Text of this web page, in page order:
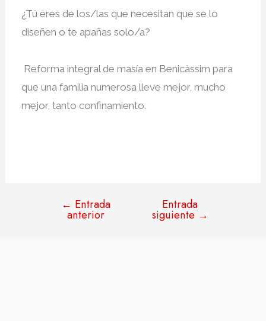
¿Tú eres de los/las que necesitan que se lo
diseñen o te apañas solo/a?⁣
Reforma integral de masía en Benicàssim para
que una familia numerosa lleve mejor, mucho
mejor, tanto confinamiento.⁣
← Entrada
anterior
Entrada
siguiente →